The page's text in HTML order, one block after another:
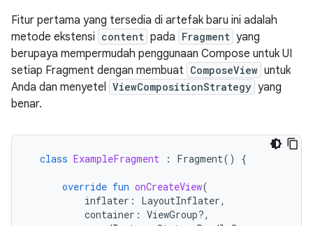
Fitur pertama yang tersedia di artefak baru ini adalah
metode ekstensi content pada Fragment yang
berupaya mempermudah penggunaan Compose untuk UI
setiap Fragment dengan membuat ComposeView untuk
Anda dan menyetel ViewCompositionStrategy yang
benar.
class ExampleFragment : Fragment() {
override fun onCreateView(
inflater : LayoutInflater,
container : ViewGroup?,